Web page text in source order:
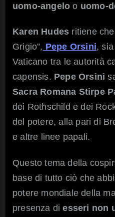
uomo-angelo o uomo-
Karen Hudes ritiene
Grigio”, Pepe Orsini,
Vaticano tra le autorità
capensis. Pepe Orsini
Sacra Romana Stirpe
dei Rothschild e dei
del potere, alla pari di
e altre linee papali.
Questo tema della
base di tutto ciò che
potere mondiale della
presenza diesseri non